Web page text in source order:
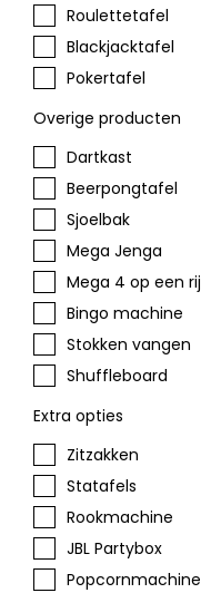
Roulettetafel
Blackjacktafel
Pokertafel
Overige producten
Dartkast
Beerpongtafel
Sjoelbak
Mega Jenga
Mega 4 op een rij
Bingo machine
Stokken vangen
Shuffleboard
Extra opties
Zitzakken
Statafels
Rookmachine
JBL Partybox
Popcornmachine